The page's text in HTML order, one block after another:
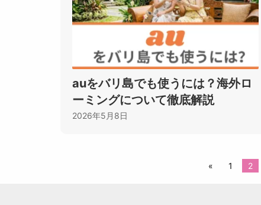
auをバリ島でも使うには？海外ロ
ーミングについて徹底解説
2026年5月8日
« 1 2